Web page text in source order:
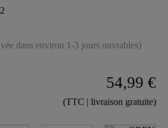
dans environ 1-3 jours ouvrables)
54,99 €
(TTC | livraison gratuite)